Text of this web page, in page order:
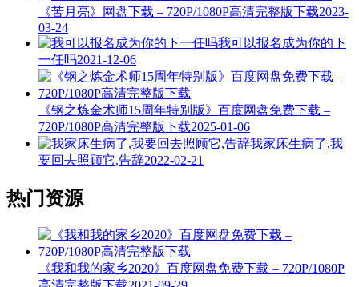
《苦月亮》网盘下载 – 720P/1080P高清完整版下载2023-
03-24
我可以报名成为你的下
一任吗2021-12-06
《钢之炼金术师15周年特别版》百度网盘免费下载 –
720P/1080P高清完整版下载2025-01-06
我家床生病了,我
要回去照顾它,告辞2022-02-21
热门资源
《我和我的家乡2020》百度网盘免费下载 – 720P/1080P